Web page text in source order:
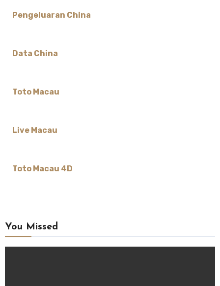
Pengeluaran China
Data China
Toto Macau
Live Macau
Toto Macau 4D
You Missed